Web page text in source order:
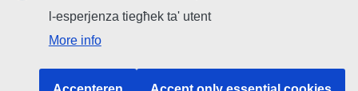
L-istituzzjonijiet u l-korpi tal-UE
l-esperjenza tiegħek ta' utent
More info